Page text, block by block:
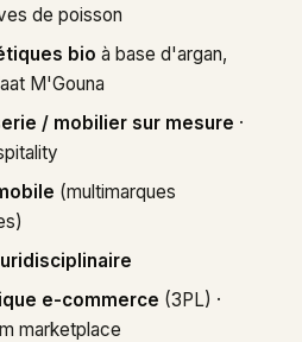
de poisson
bio à base d'argan,
M'Gouna
/ mobilier sur mesure ·
(multimarques
e-commerce (3PL) ·
marketplace